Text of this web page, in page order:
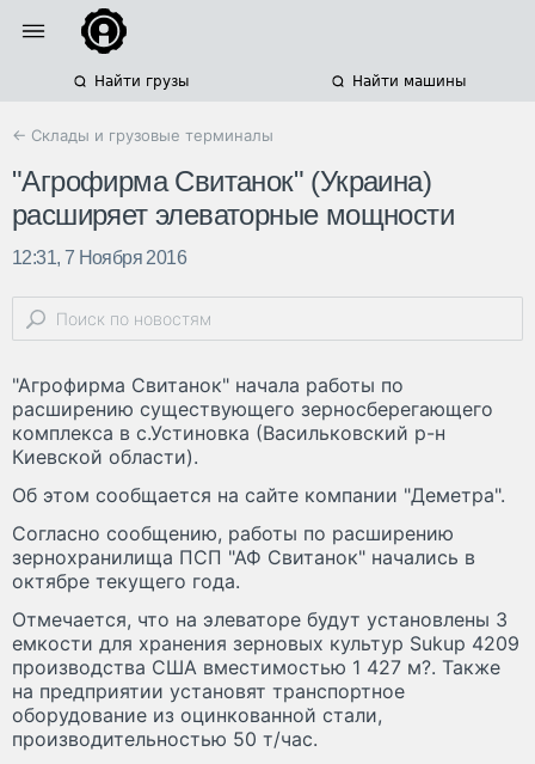
Найти грузы Найти машины
← Склады и грузовые терминалы
"Агрофирма Свитанок" (Украина)
расширяет элеваторные мощности
12:31, 7 Ноября 2016
"Агрофирма Свитанок" начала работы по
расширению существующего зерносберегающего
комплекса в с.Устиновка (Васильковский р-н
Киевской области).
Об этом сообщается на сайте компании "Деметра".
Согласно сообщению, работы по расширению
зернохранилища ПСП "АФ Свитанок" начались в
октябре текущего года.
Отмечается, что на элеваторе будут установлены 3
емкости для хранения зерновых культур Sukup 4209
производства США вместимостью 1 427 м?. Также
на предприятии установят транспортное
оборудование из оцинкованной стали,
производительностью 50 т/час.